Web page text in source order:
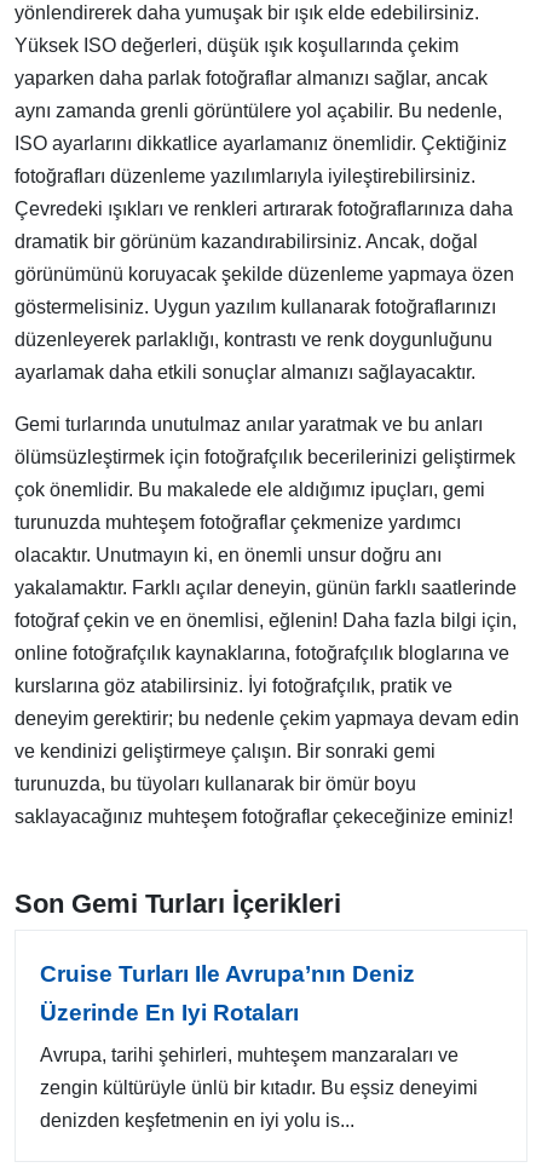
yönlendirerek daha yumuşak bir ışık elde edebilirsiniz.
Yüksek ISO değerleri, düşük ışık koşullarında çekim
yaparken daha parlak fotoğraflar almanızı sağlar, ancak
aynı zamanda grenli görüntülere yol açabilir. Bu nedenle,
ISO ayarlarını dikkatlice ayarlamanız önemlidir. Çektiğiniz
fotoğrafları düzenleme yazılımlarıyla iyileştirebilirsiniz.
Çevredeki ışıkları ve renkleri artırarak fotoğraflarınıza daha
dramatik bir görünüm kazandırabilirsiniz. Ancak, doğal
görünümünü koruyacak şekilde düzenleme yapmaya özen
göstermelisiniz. Uygun yazılım kullanarak fotoğraflarınızı
düzenleyerek parlaklığı, kontrastı ve renk doygunluğunu
ayarlamak daha etkili sonuçlar almanızı sağlayacaktır.
Gemi turlarında unutulmaz anılar yaratmak ve bu anları
ölümsüzleştirmek için fotoğrafçılık becerilerinizi geliştirmek
çok önemlidir. Bu makalede ele aldığımız ipuçları, gemi
turunuzda muhteşem fotoğraflar çekmenize yardımcı
olacaktır. Unutmayın ki, en önemli unsur doğru anı
yakalamaktır. Farklı açılar deneyin, günün farklı saatlerinde
fotoğraf çekin ve en önemlisi, eğlenin! Daha fazla bilgi için,
online fotoğrafçılık kaynaklarına, fotoğrafçılık bloglarına ve
kurslarına göz atabilirsiniz. İyi fotoğrafçılık, pratik ve
deneyim gerektirir; bu nedenle çekim yapmaya devam edin
ve kendinizi geliştirmeye çalışın. Bir sonraki gemi
turunuzda, bu tüyoları kullanarak bir ömür boyu
saklayacağınız muhteşem fotoğraflar çekeceğinize eminiz!
Son Gemi Turları İçerikleri
Cruise Turları Ile Avrupa’nın Deniz
Üzerinde En Iyi Rotaları
Avrupa, tarihi şehirleri, muhteşem manzaraları ve
zengin kültürüyle ünlü bir kıtadır. Bu eşsiz deneyimi
denizden keşfetmenin en iyi yolu is...